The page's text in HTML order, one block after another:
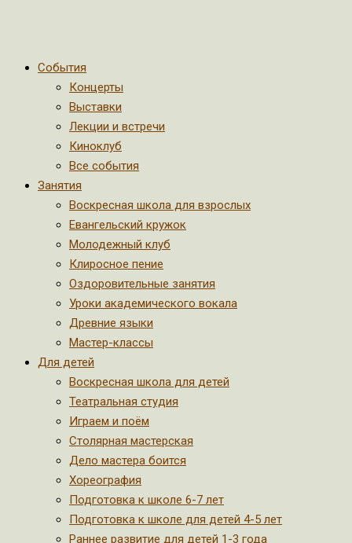
События
Концерты
Выставки
Лекции и встречи
Киноклуб
Все события
Занятия
Воскресная школа для взрослых
Евангельский кружок
Молодежный клуб
Клиросное пение
Оздоровительные занятия
Уроки академического вокала
Древние языки
Мастер-классы
Для детей
Воскресная школа для детей
Театральная студия
Играем и поём
Столярная мастерская
Дело мастера боится
Хореография
Подготовка к школе 6-7 лет
Подготовка к школе для детей 4-5 лет
Раннее развитие для детей 1-3 года